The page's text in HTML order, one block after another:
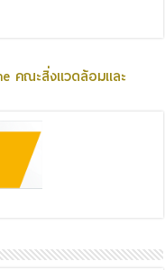
คณะสิ่งแวดล้อมและ